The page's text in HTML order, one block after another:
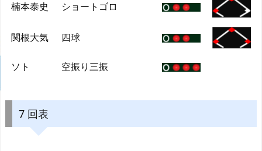
楠本泰史 ショートゴロ
関根大気 四球
ソト 空振り三振
7 回表